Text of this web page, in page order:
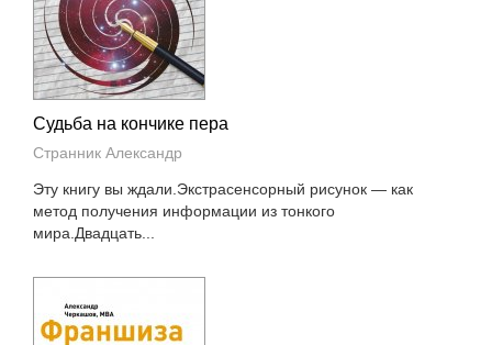
Судьба на кончике пера
Странник Александр
Эту книгу вы ждали.Экстрасенсорный рисунок — как
метод получения информации из тонкого
мира.Двадцать...